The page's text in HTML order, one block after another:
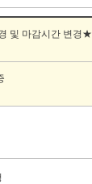
및 마감시간 변경★